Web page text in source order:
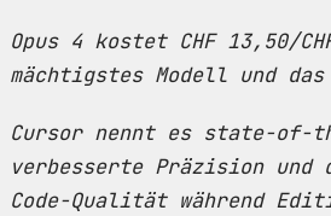
Opus 4 kostet CHF 13,50/
mächtigstes Modell und
Cursor nennt es state-of-
verbesserte Präzision und
Code-Qualität während